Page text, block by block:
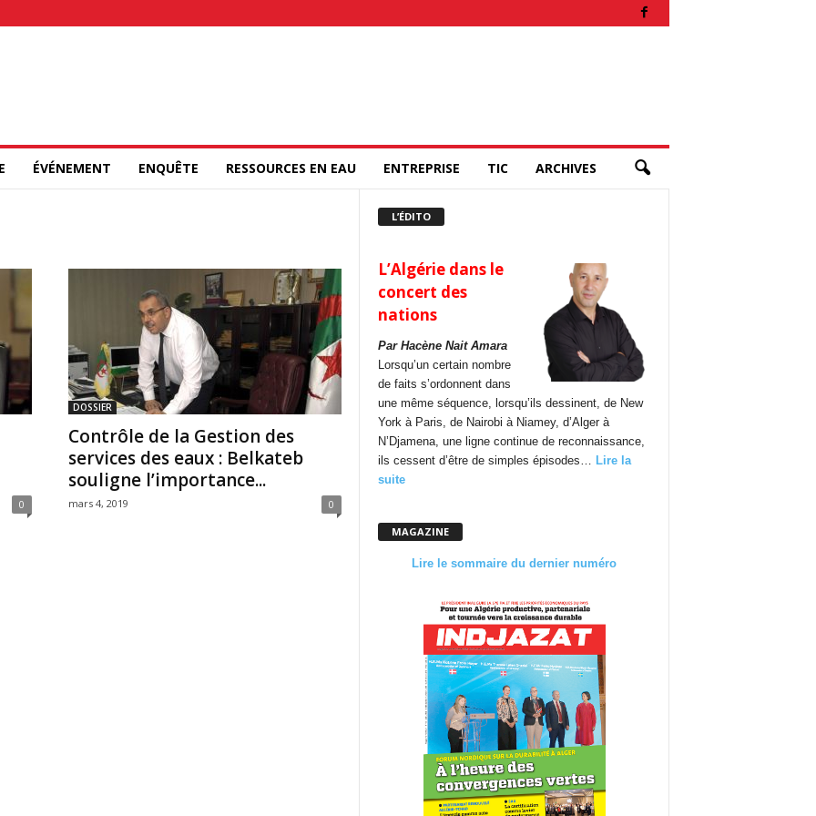
ÉVÉNEMENT ENQUÊTE RESSOURCES EN EAU ENTREPRISE TIC ARCHIVES
0
DOSSIER
Contrôle de la Gestion des
services des eaux : Belkateb
souligne l’importance...
mars 4, 2019 0
L’ÉDITO
L’Algérie dans le
concert des
nations
Par Hacène Nait Amara
Lorsqu’un certain nombre
de faits s’ordonnent dans
une même séquence, lorsqu’ils dessinent, de New
York à Paris, de Nairobi à Niamey, d’Alger à
N’Djamena, une ligne continue de reconnaissance,
ils cessent d’être de simples épisodes…
Lire la
suite
MAGAZINE
Lire le sommaire du dernier numéro